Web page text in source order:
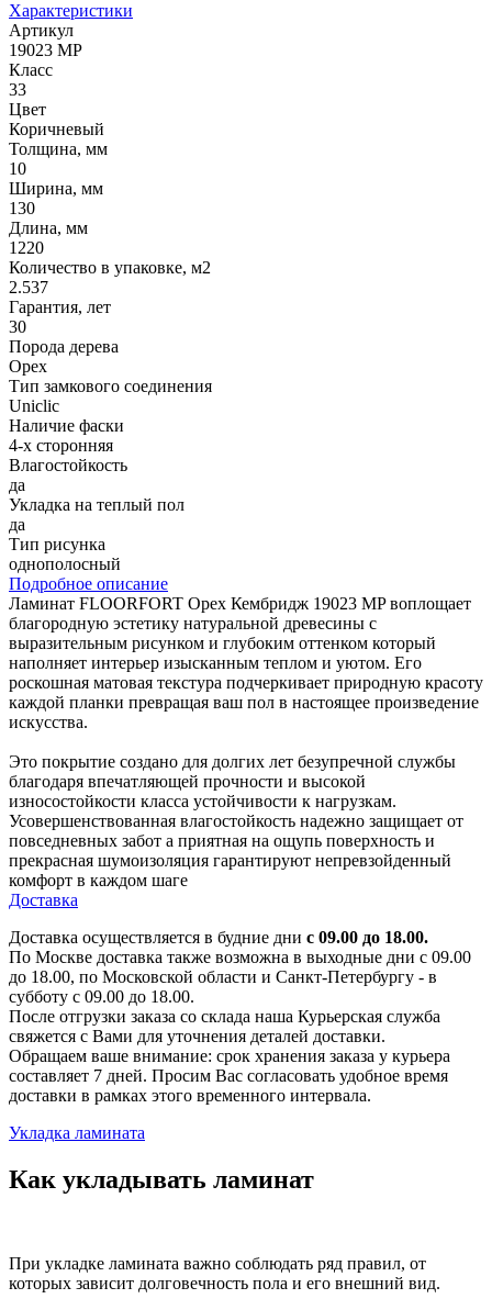
Характеристики
Артикул
19023 MP
Класс
33
Цвет
Коричневый
Толщина, мм
10
Ширина, мм
130
Длина, мм
1220
Количество в упаковке, м2
2.537
Гарантия, лет
30
Порода дерева
Орех
Тип замкового соединения
Uniclic
Наличие фаски
4-х сторонняя
Влагостойкость
да
Укладка на теплый пол
да
Тип рисунка
однополосный
Подробное описание
Ламинат FLOORFORT Орех Кембридж 19023 MP воплощает
благородную эстетику натуральной древесины с
выразительным рисунком и глубоким оттенком который
наполняет интерьер изысканным теплом и уютом. Его
роскошная матовая текстура подчеркивает природную красоту
каждой планки превращая ваш пол в настоящее произведение
искусства.
Это покрытие создано для долгих лет безупречной службы
благодаря впечатляющей прочности и высокой
износостойкости класса устойчивости к нагрузкам.
Усовершенствованная влагостойкость надежно защищает от
повседневных забот а приятная на ощупь поверхность и
прекрасная шумоизоляция гарантируют непревзойденный
комфорт в каждом шаге
Доставка
Доставка осуществляется в будние дни с 09.00 до 18.00.
По Москве доставка также возможна в выходные дни с 09.00
до 18.00, по Московской области и Санкт-Петербургу - в
субботу с 09.00 до 18.00.
После отгрузки заказа со склада наша Курьерская служба
свяжется с Вами для уточнения деталей доставки.
Обращаем ваше внимание: срок хранения заказа у курьера
составляет 7 дней. Просим Вас согласовать удобное время
доставки в рамках этого временного интервала.
Укладка ламината
Как укладывать ламинат
При укладке ламината важно соблюдать ряд правил, от
которых зависит долговечность пола и его внешний вид.